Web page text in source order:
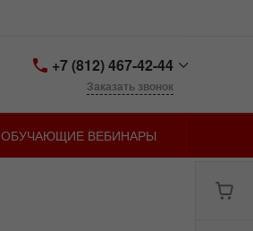
+7 (812) 467-42-44
Санкт-Петербург,
73, лит. У
Заказать звонок
ОБУЧАЮЩИЕ ВЕБИНАРЫ